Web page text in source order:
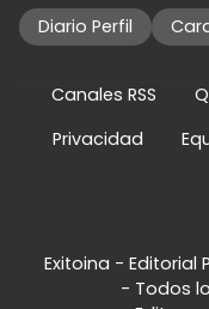
Diario Perfil
Canales RSS
Privacidad
Exitoina - Editorial
- Todos